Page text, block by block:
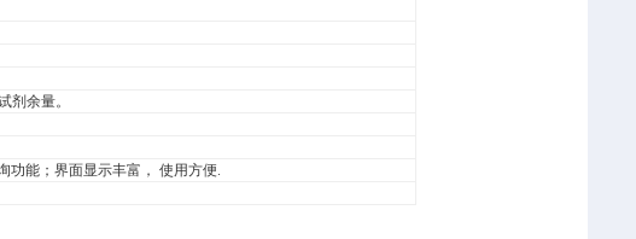
剂余量。
功能；界面显示丰富， 使用方便.